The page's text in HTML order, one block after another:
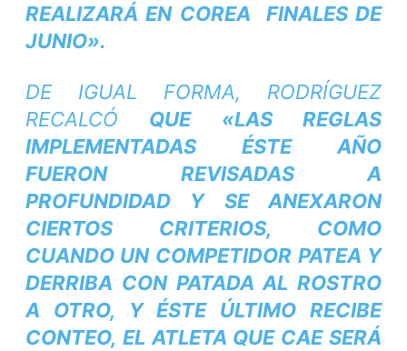
REALIZARÁ EN COREA FINALES DE
JUNIO».
DE IGUAL FORMA, RODRÍGUEZ
RECALCÓ QUE «LAS REGLAS
IMPLEMENTADAS ÉSTE AÑO
FUERON REVISADAS A
PROFUNDIDAD Y SE ANEXARON
CIERTOS CRITERIOS, COMO
CUANDO UN COMPETIDOR PATEA Y
DERRIBA CON PATADA AL ROSTRO
A OTRO, Y ÉSTE ÚLTIMO RECIBE
CONTEO, EL ATLETA QUE CAE SERÁ